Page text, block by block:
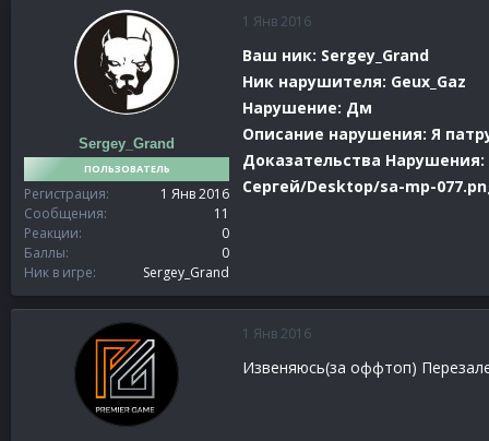
а
Sergey_Grand
ПОЛЬЗОВАТЕЛЬ
Регистрация
1 Янв 2016
Сообщения
11
Реакции
0
Баллы
0
Ник в игре
Sergey_Grand
1 Янв 2016
Ваш ник: Sergey_Grand
Ник нарушителя: Geux_Gaz
Нарушение: Дм
Описание нарушения: Я
Доказательства
Сергей/Desktop/sa-mp-
1 Янв 2016
Извеняюсь(за оффтоп)